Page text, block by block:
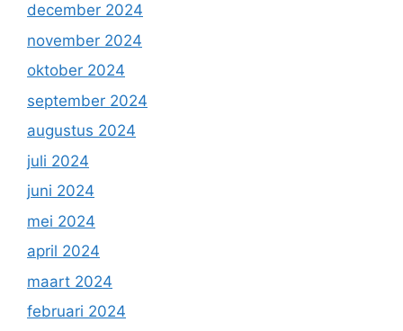
december 2024
november 2024
oktober 2024
september 2024
augustus 2024
juli 2024
juni 2024
mei 2024
april 2024
maart 2024
februari 2024